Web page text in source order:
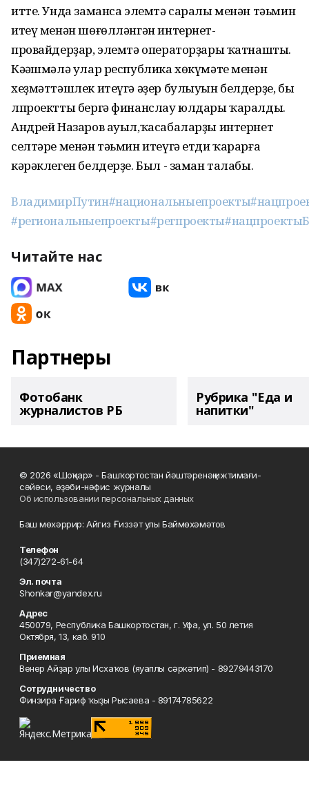
итте. Унда заманса элемтә саралы менән тәьмин
итеү менән шөғөлләнгән интернет-
провайдерҙар, элемтә операторҙары ҡатнашты.
Кәңәшмәлә улар республика хөкүмәте менән
хеҙмәттәшлек итеүгә әҙер булыуын белдерҙе, бы
лпроектты бергә финанслау юлдары ҡаралды.
Андрей Назаров ауыл,ҡасабаларҙы интернет
селтәре менән тәьмин итеүгә етди ҡарарға
кәрәклеген белдерҙе. Был - заман талабы.
ВладимирПутин#национальныепроекты
#региональныепроекты#регпроекты
Читайте нас
Партнеры
Фотобанк
журналистов РБ
Рубрика "Еда и
напитки"
© 2026 «Шоңҡар» - Башҡортостан йәштәренәң ижтимағи-
сәйәси, әҙәби-нәфис журналы
Об использовании персональных данных
Баш мөхәррир: Айгиз Ғиззәт улы Баймөхәмәтов
Телефон
(347)272-61-64
Эл. почта
Shonkar@yandex.ru
Адрес
450079, Республика Башкортостан, г. Уфа, ул. 50 летия
Октября, 13, каб. 910
Приемная
Венер Айҙар улы Исхаҡов (яуаплы сәркәтип) - 89279443170
Сотрудничество
Финзира Ғариф ҡыҙы Рысаева - 89174785622